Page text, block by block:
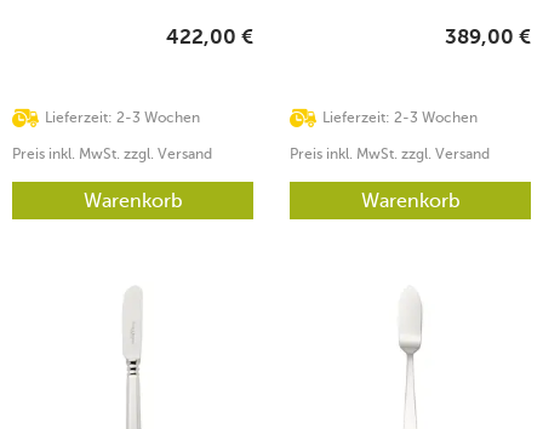
Lieferzeit: 2-3 Wochen
422,00 €
Preis inkl. MwSt. zzgl. Versand
Warenkorb
Lieferzeit: 2-3 Wochen
389,00 €
Preis inkl. MwSt. zzgl. Versand
Warenkorb